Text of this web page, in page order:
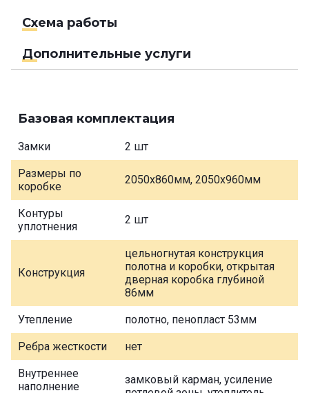
Схема работы
Дополнительные услуги
Базовая комплектация
Замки 2 шт
Размеры по
коробке
2050х860мм, 2050х960мм
Контуры
уплотнения
2 шт
Конструкция
цельногнутая конструкция
полотна и коробки, открытая
дверная коробка глубиной
86мм
Утепление полотно, пенопласт 53мм
Ребра жесткости нет
Внутреннее
наполнение
замковый карман, усиление